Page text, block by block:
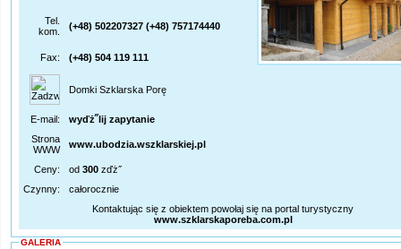
Tel.
kom.
(+48) 502207327 (+48) 757174440
Fax: (+48) 504 119 111
Domki Szklarska Porę
E-mail:
wyďż˝lij zapytanie
Strona
WWW
www.ubodzia.wszklarskiej.pl
Ceny: od 300 zďż˝
Czynny:
całorocznie
Kontaktując się z obiektem powołaj się na portal turystyczny
www.szklarskaporeba.com.pl
GALERIA